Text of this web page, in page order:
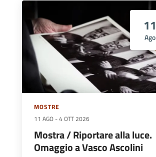
11
Ago
MOSTRE
11 AGO -4 OTT 2026
Mostra / Riportare alla luce.
Omaggio a Vasco Ascolini